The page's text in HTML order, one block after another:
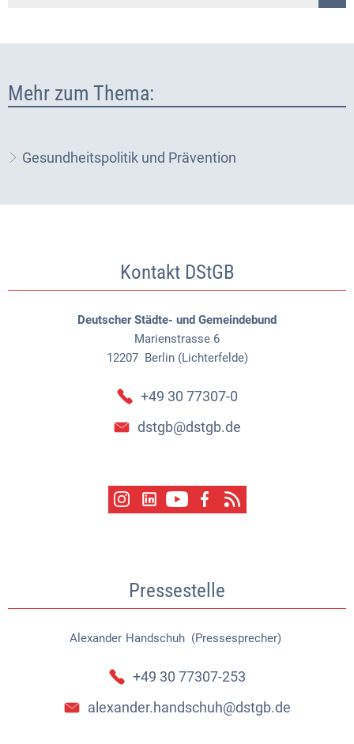
Mehr zum Thema:
Gesundheitspolitik und Prävention
Kontakt DStGB
Deutscher Städte- und Gemeindebund
Marienstrasse 6
12207 Berlin (Lichterfelde)
+49 30 77307-0
dstgb@dstgb.de
Pressestelle
Alexander Handschuh (Pressesprecher)
Alexander Handschuh
+49 30 77307-253
alexander.handschuh@dstgb.de